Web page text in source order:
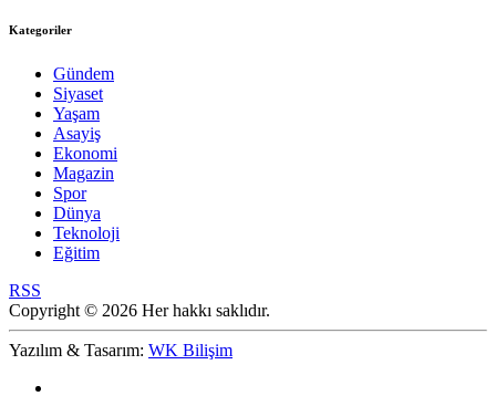
Kategoriler
Gündem
Siyaset
Yaşam
Asayiş
Ekonomi
Magazin
Spor
Dünya
Teknoloji
Eğitim
RSS
Copyright © 2026 Her hakkı saklıdır.
Yazılım & Tasarım: WK Bilişim